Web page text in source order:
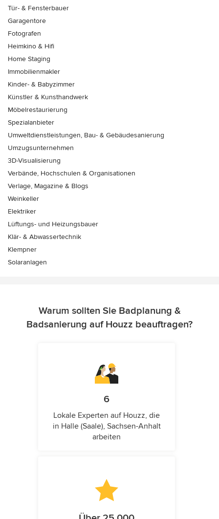
Tür- & Fensterbauer
Garagentore
Fotografen
Heimkino & Hifi
Home Staging
Immobilienmakler
Kinder- & Babyzimmer
Künstler & Kunsthandwerk
Möbelrestaurierung
Spezialanbieter
Umweltdienstleistungen, Bau- & Gebäudesanierung
Umzugsunternehmen
3D-Visualisierung
Verbände, Hochschulen & Organisationen
Verlage, Magazine & Blogs
Weinkeller
Elektriker
Lüftungs- und Heizungsbauer
Klär- & Abwassertechnik
Klempner
Solaranlagen
Warum sollten Sie Badplanung &
Badsanierung auf Houzz beauftragen?
6
Lokale Experten auf Houzz, die
in Halle (Saale), Sachsen-Anhalt
arbeiten